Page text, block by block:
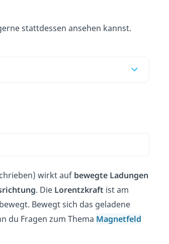
stattdessen ansehen kannst.
wirkt auf bewegte Ladungen
. Die Lorentzkraft ist am
Bewegt sich das geladene
du Fragen zum Thema Magnetfeld